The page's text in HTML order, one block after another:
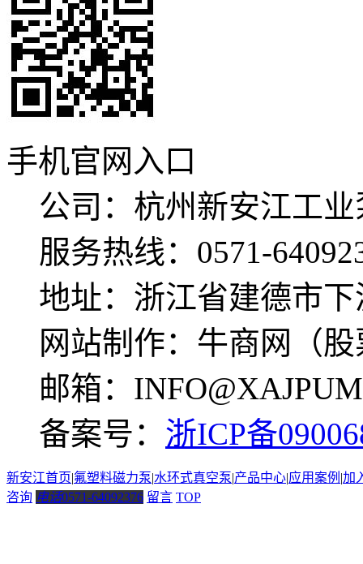
手机官网入口
公司：杭州新安江工
服务热线：0571-
地址：浙江省建德市
网站制作：牛商网（
邮箱：
备案号： 浙ICP备
新安江首页|氟塑料磁力泵|水环式真空泵|产品中心|应用案例 |加
咨询 电话0571-64092376 留言 TOP